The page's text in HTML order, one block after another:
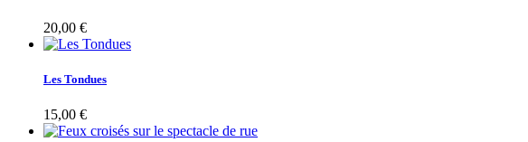
20,00 €
Les Tondues
15,00 €